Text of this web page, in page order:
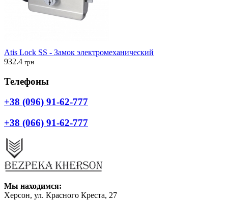
Atis Lock SS - Замок электромеханический
932.4 грн
Телефоны
+38 (096) 91-62-777
+38 (066) 91-62-777
Мы находимся:
Херсон, ул. Красного Креста, 27